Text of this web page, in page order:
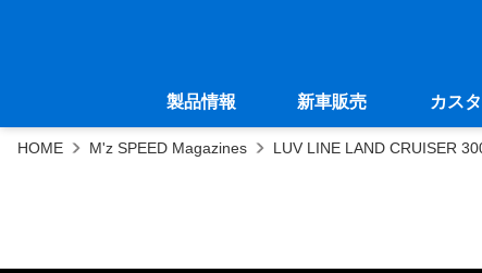
製品情報 新車販売 カス
HOME M'z SPEED Magazines LUV LINE LAND CRUISER